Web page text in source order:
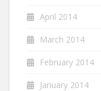
April 2014
March 2014
February 2014
January 2014